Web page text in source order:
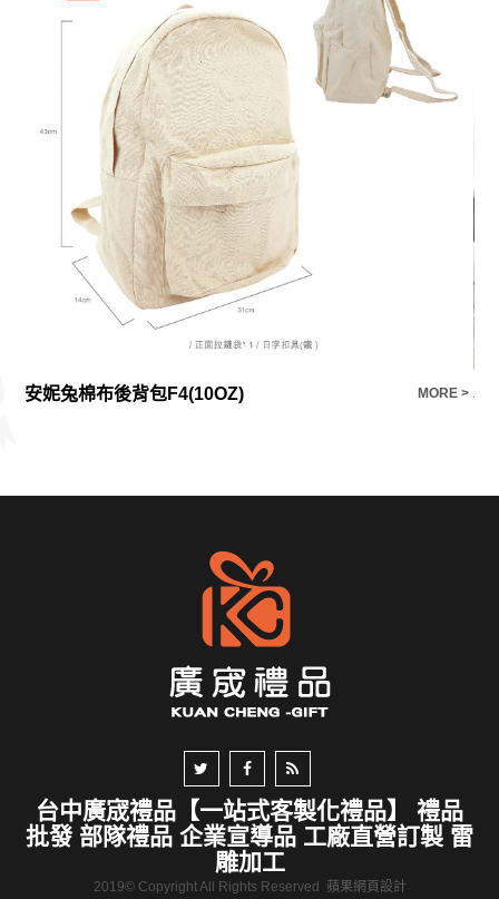
安妮兔棉布後背包F4(10OZ) MORE > 小
台中廣宬禮品【一站式客製化禮品】 禮品
批發 部隊禮品 企業宣導品 工廠直營訂製 雷
雕加工
2019© Copyright All Rights Reserved 蘋果網頁設計